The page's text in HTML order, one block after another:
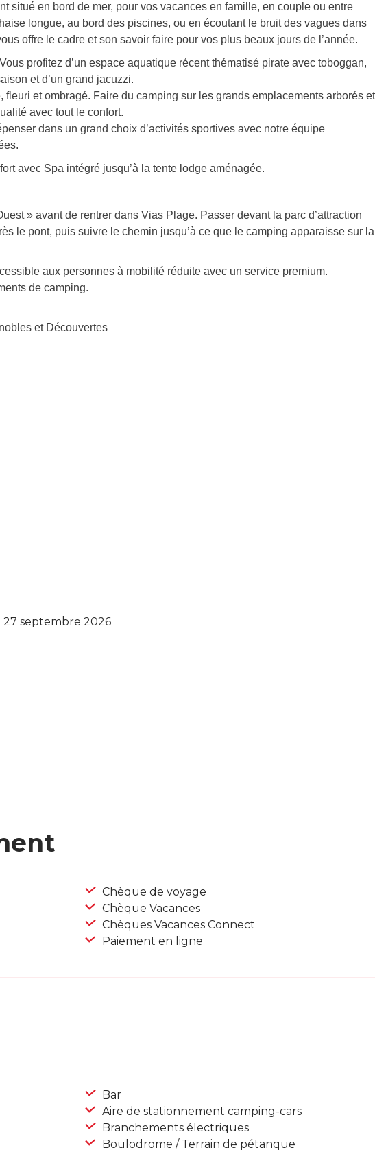
situé en bord de mer, pour vos vacances en famille, en couple ou entre
longue, au bord des piscines, ou en écoutant le bruit des vagues dans
offre le cadre et son savoir faire pour vos plus beaux jours de l’année.
profitez d’un espace aquatique récent thématisé pirate avec toboggan,
et d’un grand jacuzzi.
et ombragé. Faire du camping sur les grands emplacements arborés et
avec tout le confort.
dans un grand choix d’activités sportives avec notre équipe
avec Spa intégré jusqu’à la tente lodge aménagée.
» avant de rentrer dans Vias Plage. Passer devant la parc d’attraction
le pont, puis suivre le chemin jusqu’à ce que le camping apparaisse sur la
aux personnes à mobilité réduite avec un service premium.
de camping.
et Découvertes
27 septembre 2026
Chèque de voyage
Chèque Vacances
Chèques Vacances Connect
Paiement en ligne
Bar
Aire de stationnement camping-cars
Branchements électriques
Boulodrome / Terrain de pétanque